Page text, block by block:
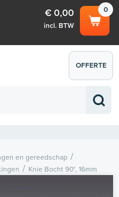
0
€ 0,00
incl. BTW
€ 0,00
OFFERTE
AANVRAGEN
en gereedschap
Knie Bocht 90°, 16mm